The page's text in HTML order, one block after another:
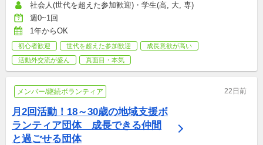
社会人(世代を超えた参加歓迎)・学生(高, 大, 専)
週0~1回
1年からOK
初心者歓迎 世代を超えた参加歓迎
成長意欲が高い
活動外交流が盛ん
真面目・本気
メンバー/継続ボランティア 22日前
月2回活動！18～30歳の地域支援ボ
ランティア団体　成長できる仲間
と過ごせる団体